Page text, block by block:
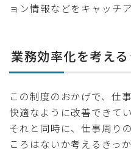
ョン情報などをキャッチ
業務効率化を考え
この制度のおかげで、仕
快適なように改善できてい
それと同時に、仕事周り
ころはないか考えるきっ